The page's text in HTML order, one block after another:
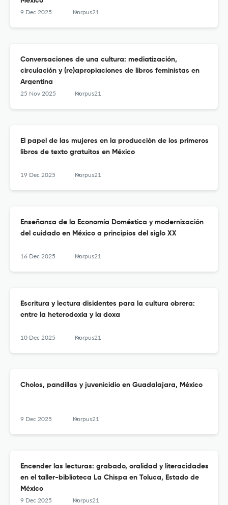
9 Dec 2025 Korpus21
Conversaciones de una cultura: mediatización,
circulación y (re)apropiaciones de libros feministas en
Argentina
25 Nov 2025 Korpus21
El papel de las mujeres en la producción de los primeros
libros de texto gratuitos en México
19 Dec 2025 Korpus21
Enseñanza de la Economía Doméstica y modernización
del cuidado en México a principios del siglo XX
16 Dec 2025 Korpus21
Escritura y lectura disidentes para la cultura obrera:
entre la heterodoxia y la doxa
10 Dec 2025 Korpus21
Cholos, pandillas y juvenicidio en Guadalajara, México
9 Dec 2025 Korpus21
Encender las lecturas: grabado, oralidad y literacidades
en el taller-biblioteca La Chispa en Toluca, Estado de
México
9 Dec 2025 Korpus21